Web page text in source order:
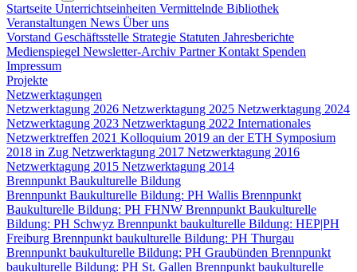
Startseite Unterrichtseinheiten Vermittelnde Bibliothek
Veranstaltungen News Über uns
Vorstand Geschäftsstelle Strategie Statuten Jahresberichte
Medienspiegel Newsletter-Archiv PartnerKontakt Spenden
Impressum
Projekte
Netzwerktagungen
Netzwerktagung 2026 Netzwerktagung 2025 Netzwerktagung 2024
Netzwerktagung 2023 Netzwerktagung 2022 Internationales
Netzwerktreffen 2021 Kolloquium 2019 an der ETH Symposium
2018 in Zug Netzwerktagung 2017 Netzwerktagung 2016
Netzwerktagung 2015 Netzwerktagung 2014
Brennpunkt Baukulturelle Bildung
Brennpunkt Baukulturelle Bildung: PH Wallis Brennpunkt
Baukulturelle Bildung: PH FHNW Brennpunkt Baukulturelle
Bildung: PH Schwyz Brennpunkt baukulturelle Bildung: HEP|PH
Freiburg Brennpunkt baukulturelle Bildung: PH Thurgau
Brennpunkt baukulturelle Bildung: PH Graubünden Brennpunkt
baukulturelle Bildung: PH St. Gallen Brennpunkt baukulturelle